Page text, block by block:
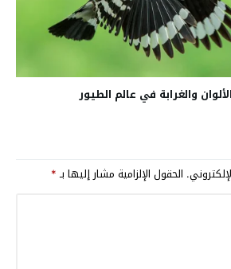
والغرابة في عالم الطيور
الحقول الإلزامية مشار إليها بـ*